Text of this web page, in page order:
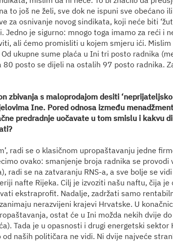
to još ne želi, sve dok ne ispuni sve obećano
za osnivanje novog sindikata, koji neće biti
Jedno je sigurno: mnogo toga imamo za reći i
ali ćemo promisliti u kojem smjeru ići. Mislim
ukupne sume plaća u Ini tri posto radnika
80 posto se dijeli na ostalih 97 posto radnika.
zbivanja s maloprodajom desiti
Ine. Pored odnosa između
predradnje uočavate u tom smislu i kakvu
radi se o klasičnom upropaštavanju jedne
ovako: smanjenje broja radnika se provodi
radi se na zatvaranju RNS-a, a sve bolje se
nafte Rijeka. Cilj je izvoziti našu naftu, čija je
ekstraprofit. Nadalje, zadržati samo
nerazvijeni krajevi Hrvatske. U
ostat će u Ini možda nekih dvije
Tada je u opasnosti i drugi energetski sektor
naših političara ne vidi. Ni dvije najveće